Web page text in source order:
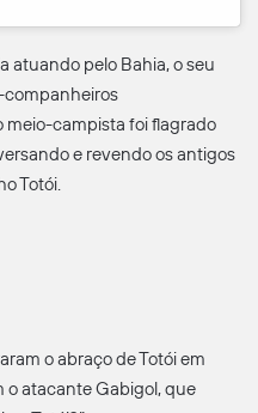
atuando pelo Bahia, o seu
companheiros
meio-campista foi flagrado
e revendo os antigos
Totói.
o abraço de Totói em
o atacante Gabigol, que